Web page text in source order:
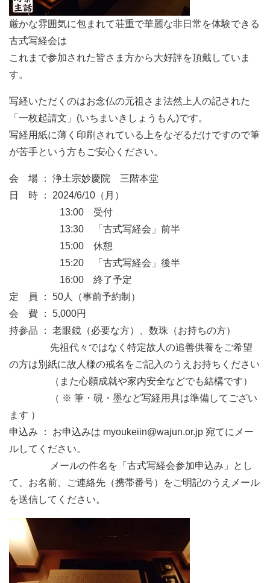
厳かな雰囲気に包まれて荘重で華麗な非日常を体験できる
古式写経会は
これまで参加された皆さま方から大好評を頂戴していま
す。
写経いただくのはお念仏の元祖さま法然上人の記された
「一枚起請文」(いちまいきしょうもん)です。
写経用紙に薄く印刷されている上をなぞるだけですので筆
が苦手という方もご安心ください。
会 場 ： 浄土宗妙慶院 三階本堂
日 時 ： 2024/6/10（月）
13:00 受付
13:30 「古式写経会」前半
15:00 休憩
15:20 「古式写経会」後半
16:00 終了予定
定 員 ： 50人（事前予約制）
会 費 ： 5,000円
持参品 ： 老眼鏡（必要な方）、数珠（お持ちの方）
先祖代々ではなく特定故人の追善供養をご希望
の方は別紙に故人様の戒名をご記入のうえお持ちください
（また心願成就や家内安全などでも結構です）
（ ※ 筆・硯・墨など写経用具は準備してござい
ます ）
申込み ： お申込みは myoukeiin@wajun.or.jp 宛てにメー
ルしてください。
メールの件名を「古式写経会参加申込み」とし
て、お名前、ご連絡先（携帯番号）をご明記のうえメール
を送信してください。